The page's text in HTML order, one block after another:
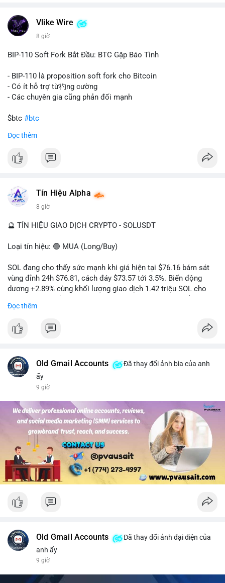
này có thể phản ánh ba kịch bản chính: thứ nhất, cá voi đang
chuẩn bị thanh khoản bằng cách chuyển lên sàn giao dịch, tạo
để nắm giữ dài hạn, thể hiện niềm tin vào xu hướng tăng; thứ
tán rủi ro. Với mức giá 65K, khối lượng này không quá lớn để
gây sốc thanh khoản tức thời, nhưng vẫn đủ sức tạo biến động
tâm lý ngắn hạn nếu hướng đến sàn tập trung.
Lời khuyên cho nhà đầu tư nhỏ lẻ:
hướng đi của dòng tiền. Tránh hành động theo cảm xúc, ưu
rõ ràng về đích đến của số BTC này.
#dongtienlon
Vlike Wire
8 giờ
BIP-110 Soft Fork Bắt Đầu: BTC Gặp Báo Tình
- BIP-110 là proposition soft fork cho Bitcoin
- Có ít hỗ trợ từ礿ng cường
- Các chuyên gia cũng phản đối mạnh
$btc #btc
#vlikevn
📰 Nguồn: CoinDesk
Đọc thêm
Tín Hiệu Alpha
8 giờ
🔮 TÍN HIỆU GIAO DỊCH CRYPTO - SOLUSDT
Loại tín hiệu: 🟢 MUA (Long/Buy)
SOL đang cho thấy sức mạnh khi giá hiện tại $76.16 bám sát
vùng đỉnh 24h $76.81, cách đáy $73.57 tới 3.5%. Biến động
dương +2.89% cùng khối lượng giao dịch 1.42 triệu SOL cho
hoàn toàn nhịp điều chỉnh.
Khuyến nghị giao dịch cụ thể:
- Mục tiêu chốt lời: TP1: 77.50, TP2: 78.80
- Cắt lỗ: 74.90 (dưới vùng hỗ trợ gần nhất)
chốt 50% vị thế tại TP1 và dời stop loss về điểm hòa vốn.
#solusdt #longsol #vung76 #breakoutsol #lenhmuasol
Đọc thêm
Old Gmail Accounts
Đã thay đổi ảnh bìa của anh
ấy
9 giờ
Old Gmail Accounts
Đã thay đổi ảnh đại diện của
anh ấy
9 giờ